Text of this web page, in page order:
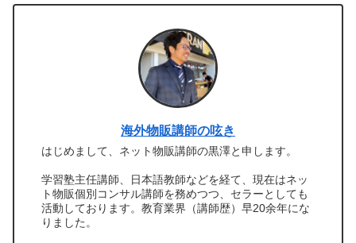
海外物販講師の呟き
はじめまして、ネット物販講師の黒澤と申します。
学習塾主任講師、日本語教師などを経て、現在はネッ
ト物販個別コンサル講師を務めつつ、セラーとしても
活動しております。教育業界（講師歴）早20余年にな
りました。